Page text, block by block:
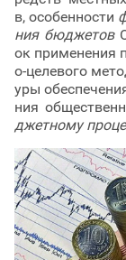
в, особенности
ния бюджетов
ок применения
о-целевого
уры
ния
джетному